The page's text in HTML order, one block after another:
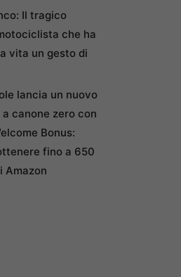
Il tragico
che ha
vita un gesto di
lancia un nuovo
canone zero con
Bonus:
fino a 650
Amazon